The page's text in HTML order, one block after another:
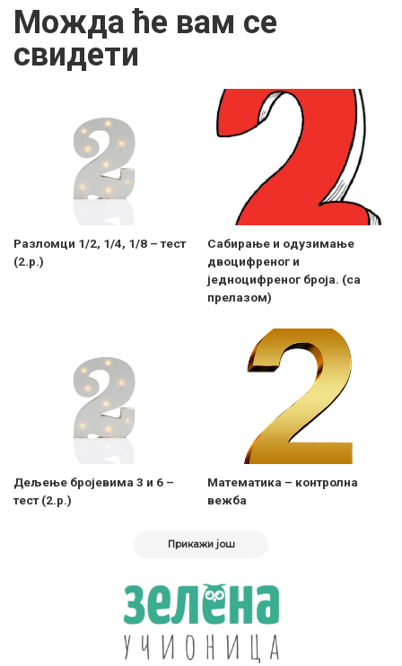
Можда ће вам се
свидети
Разломци 1/2, 1/4, 1/8 – тест
(2.р.)
Сабирање и одузимање
двоцифреног и
једноцифреног броја. (са
прелазом)
Дељење бројевима 3 и 6 –
тест (2.р.)
Математика – контролна
вежба
Прикажи још